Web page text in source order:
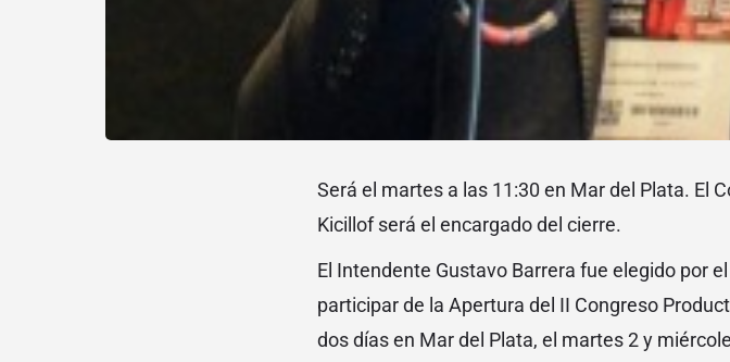
Será el martes a las 11:30 en Mar del Plata. El
Kicillof será el encargado del cierre.
El Intendente Gustavo Barrera fue elegido por
participar de la Apertura del II Congreso
dos días en Mar del Plata, el martes 2 y